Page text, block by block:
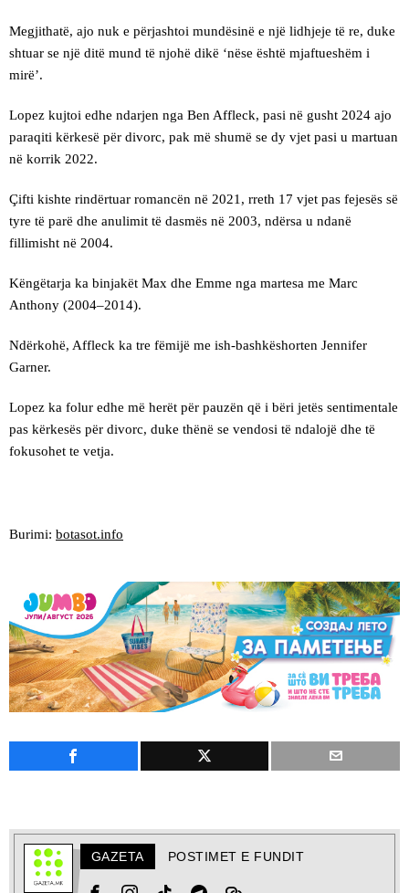
Megjithatë, ajo nuk e përjashtoi mundësinë e një lidhjeje të re, duke
shtuar se një ditë mund të njohë dikë ‘nëse është mjaftueshëm i
mirë’.
Lopez kujtoi edhe ndarjen nga Ben Affleck, pasi në gusht 2024 ajo
paraqiti kërkesë për divorc, pak më shumë se dy vjet pasi u martuan
në korrik 2022.
Çifti kishte rindërtuar romancën në 2021, rreth 17 vjet pas fejesës së
tyre të parë dhe anulimit të dasmës në 2003, ndërsa u ndanë
fillimisht në 2004.
Këngëtarja ka binjakët Max dhe Emme nga martesa me Marc
Anthony (2004–2014).
Ndërkohë, Affleck ka tre fëmijë me ish-bashkëshorten Jennifer
Garner.
Lopez ka folur edhe më herët për pauzën që i bëri jetës sentimentale
pas kërkesës për divorc, duke thënë se vendosi të ndalojë dhe të
fokusohet te vetja.
Burimi: botasot.info
GAZETA POSTIMET E FUNDIT